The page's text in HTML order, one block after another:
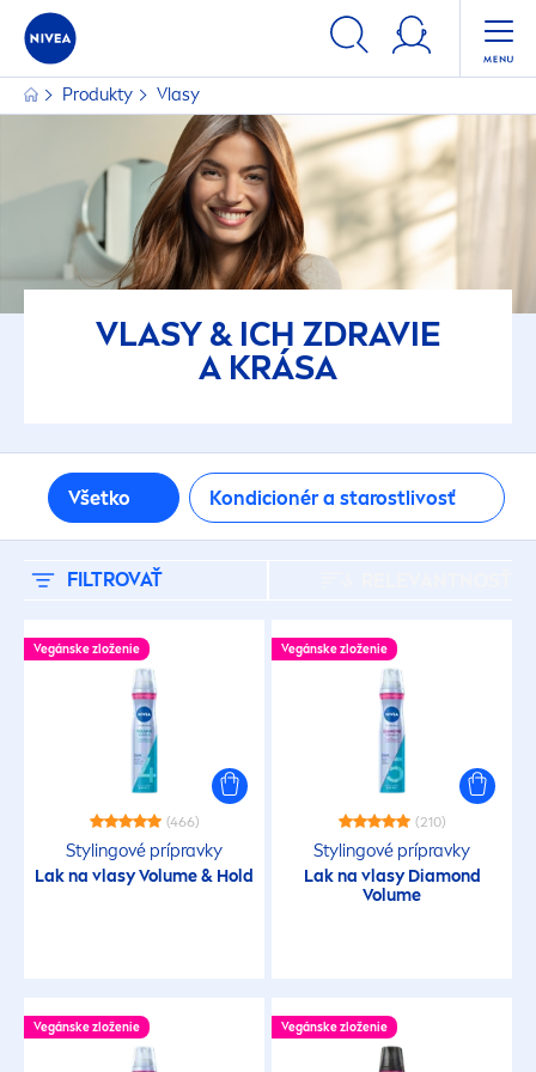
Produkty Vlasy
VLASY & ICH ZDRAVIE
A KRÁSA
Všetko Kondicionér a starostlivosť
FILTROVAŤ
FILTRE
TYP VLASOV
dlhé vlasy
farbené vlasy
hnedé vlasy
BEZ OBSAHU
pôvodu
Neobsahuje mikroplasty
Neobsahuje silikóny
VÝROBKOVÝ RAD
Diamond Gloss
Vegánske zloženie
(466)
Stylingové prípravky
Lak na vlasy Volume & Hold
Vegánske zloženie
(210)
Stylingové prípravky
Lak na vlasy Diamond
Volume
Vegánske zloženie Vegánske zloženie